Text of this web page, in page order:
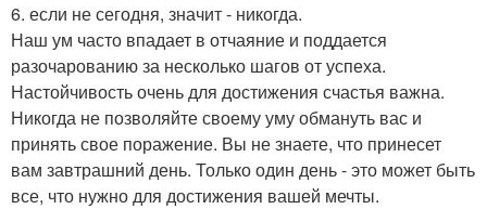
6. если не сегодня, значит - никогда.
Наш ум часто впадает в отчаяние и поддается
разочарованию за несколько шагов от успеха.
Настойчивость очень для достижения счастья важна.
Никогда не позволяйте своему уму обмануть вас и
принять свое поражение. Вы не знаете, что принесет
вам завтрашний день. Только один день - это может быть
все, что нужно для достижения вашей мечты.